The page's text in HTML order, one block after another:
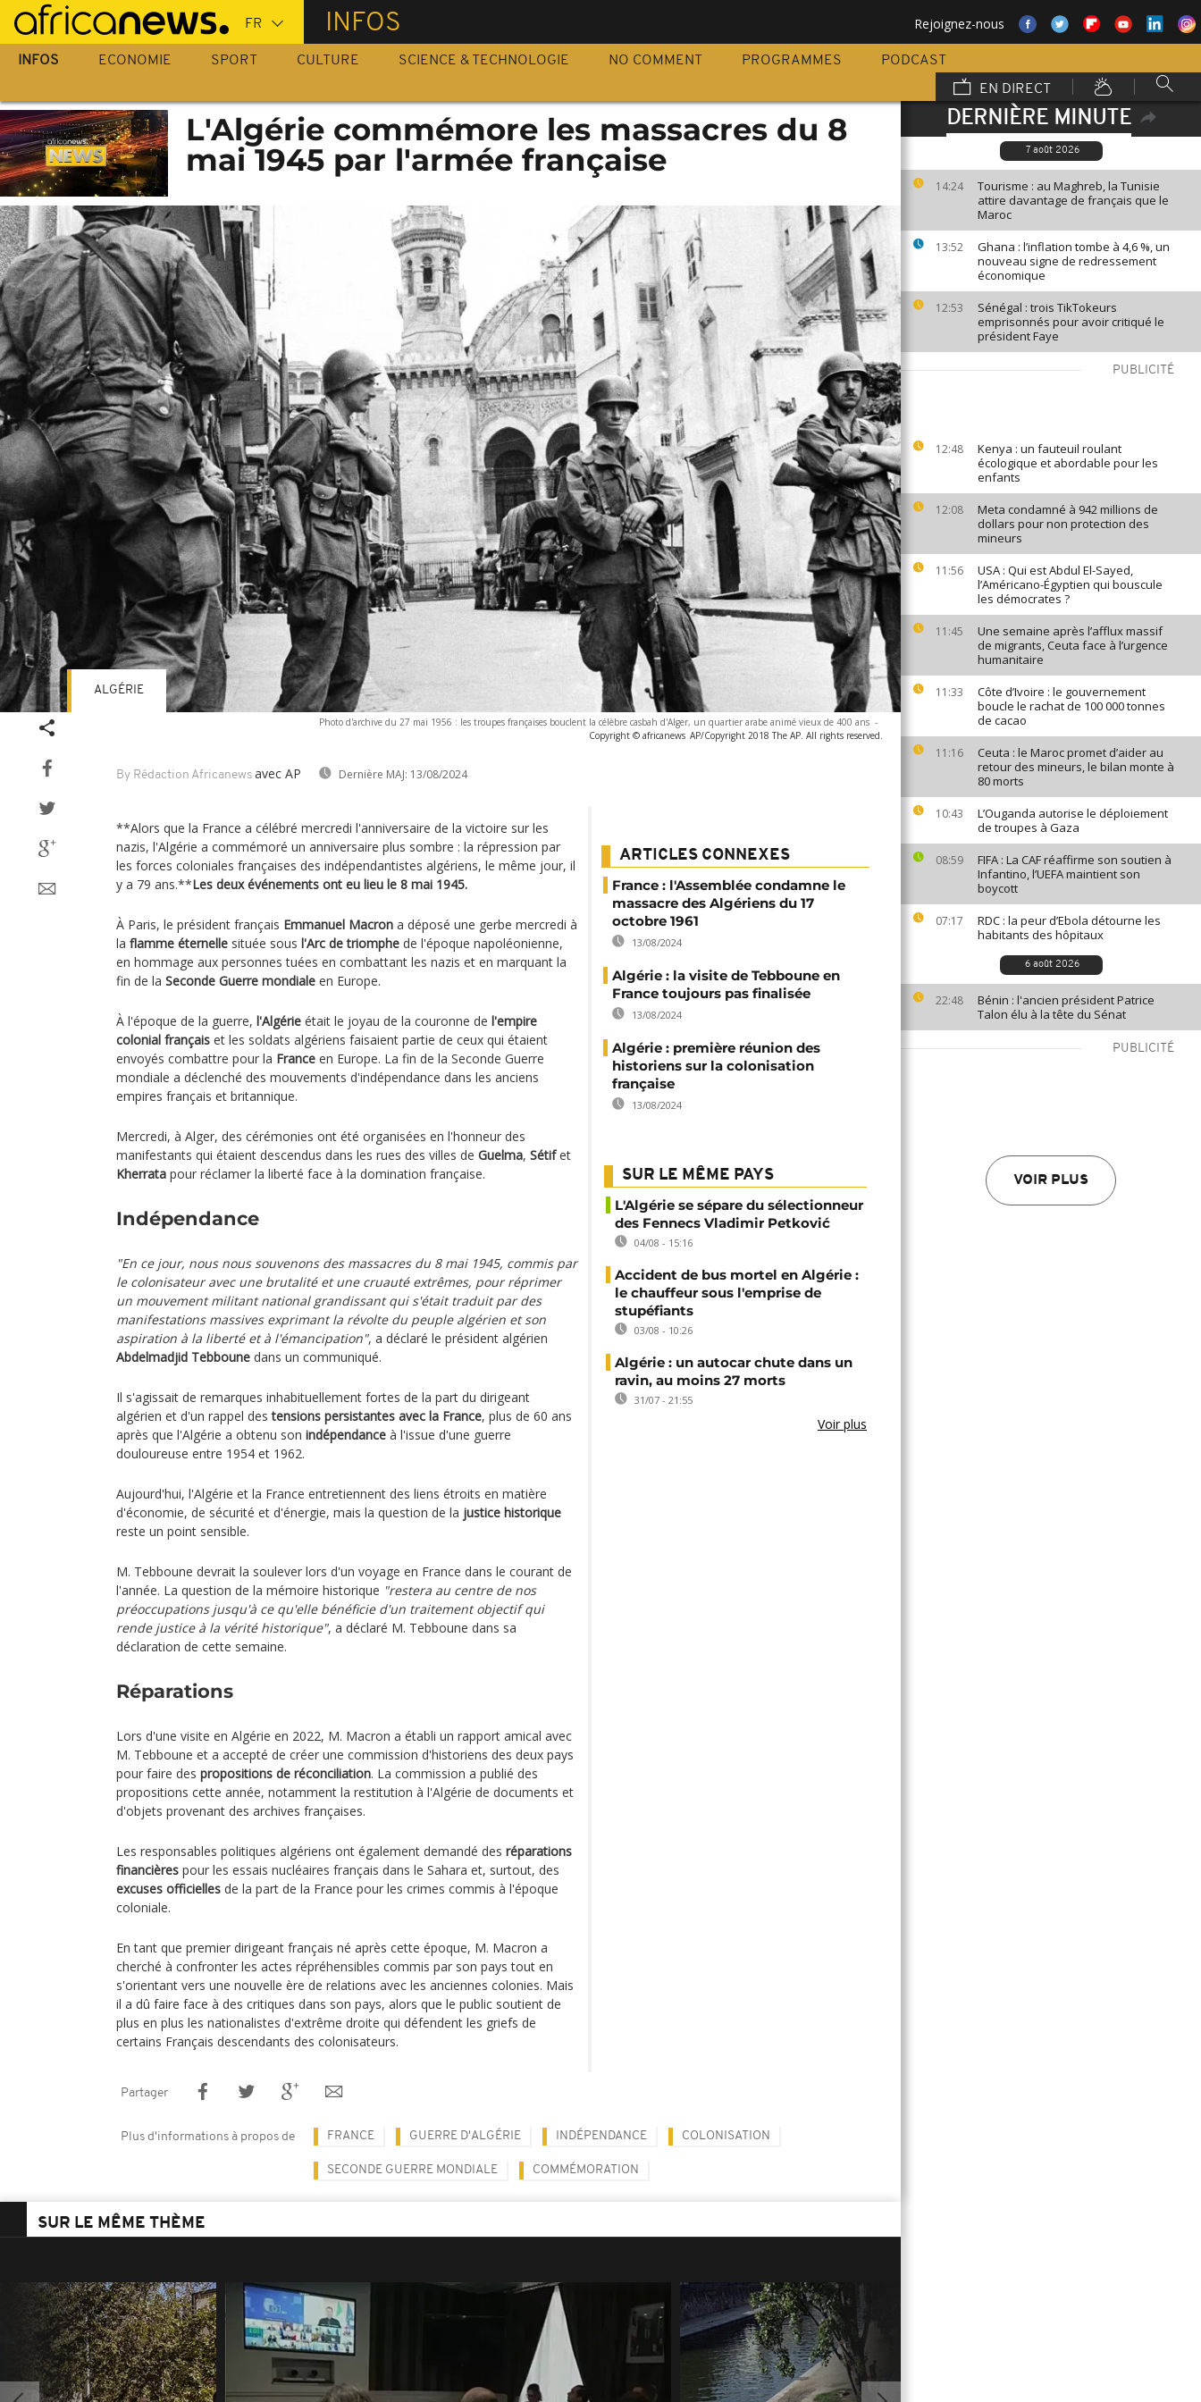
Passer
au
contenu
INFOS Rejoignez-nous
INFOS ECONOMIE SPORT CULTURE SCIENCE & TECHNOLOGIE NO COMMENT PROGRAMMES
PODCAST
EN DIRECT
DERNIÈRE MINUTE
7 août 2026
14:24
Tourisme : au Maghreb, la Tunisie
attire davantage de français que le
Maroc
13:52
Ghana : l’inflation tombe à 4,6 %, un
nouveau signe de redressement
économique
12:53
Sénégal : trois TikTokeurs
emprisonnés pour avoir critiqué le
président Faye
PUBLICITÉ
12:48
Kenya : un fauteuil roulant
écologique et abordable pour les
enfants
12:08
Meta condamné à 942 millions de
dollars pour non protection des
mineurs
11:56
USA : Qui est Abdul El-Sayed,
l’Américano-Égyptien qui bouscule
les démocrates ?
11:45
Une semaine après l’afflux massif
de migrants, Ceuta face à l’urgence
humanitaire
11:33
Côte d’Ivoire : le gouvernement
boucle le rachat de 100 000 tonnes
de cacao
11:16
Ceuta : le Maroc promet d’aider au
retour des mineurs, le bilan monte à
80 morts
10:43
L’Ouganda autorise le déploiement
de troupes à Gaza
08:59
FIFA : La CAF réaffirme son soutien à
Infantino, l’UEFA maintient son
boycott
07:17
RDC : la peur d’Ebola détourne les
habitants des hôpitaux
6 août 2026
22:48
Bénin : l'ancien président Patrice
Talon élu à la tête du Sénat
PUBLICITÉ
VOIR PLUS
L'Algérie commémore les massacres du 8
mai 1945 par l'armée française
Photo d'archive du 27 mai 1956 : les troupes françaises bouclent la célèbre casbah d'Alger, un quartier arabe animé vieux de 400 ans -
Copyright © africanews AP/Copyright 2018 The AP. All rights reserved.
By Rédaction Africanews avec AP Dernière MAJ: 13/08/2024
ALGÉRIE
**Alors que la France a célébré mercredi l'anniversaire de la victoire sur les
nazis, l'Algérie a commémoré un anniversaire plus sombre : la répression par
les forces coloniales françaises des indépendantistes algériens, le même jour, il
y a 79 ans.**Les deux événements ont eu lieu le 8 mai 1945.
À Paris, le président français Emmanuel Macron a déposé une gerbe mercredi à
la flamme éternelle située sous l'Arc de triomphe de l'époque napoléonienne,
en hommage aux personnes tuées en combattant les nazis et en marquant la
fin de la Seconde Guerre mondiale en Europe.
À l'époque de la guerre, l'Algérie était le joyau de la couronne de l'empire
colonial français et les soldats algériens faisaient partie de ceux qui étaient
envoyés combattre pour la France en Europe. La fin de la Seconde Guerre
mondiale a déclenché des mouvements d'indépendance dans les anciens
empires français et britannique.
Mercredi, à Alger, des cérémonies ont été organisées en l'honneur des
manifestants qui étaient descendus dans les rues des villes de Guelma, Sétifet
Kherrata pour réclamer la liberté face à la domination française.
Indépendance
"En ce jour, nous nous souvenons des massacres du 8 mai 1945, commis par
le colonisateur avec une brutalité et une cruauté extrêmes, pour réprimer
un mouvement militant national grandissant qui s'était traduit par des
manifestations massives exprimant la révolte du peuple algérien et son
aspiration à la liberté et à l'émancipation", a déclaré le président algérien
Abdelmadjid Tebboune dans un communiqué.
Il s'agissait de remarques inhabituellement fortes de la part du dirigeant
algérien et d'un rappel destensions persistantes avec la France, plus de 60 ans
après que l'Algérie a obtenu son indépendance à l'issue d'une guerre
douloureuse entre 1954 et 1962.
Aujourd'hui, l'Algérie et la France entretiennent des liens étroits en matière
d'économie, de sécurité et d'énergie, mais la question de la justice historique
reste un point sensible.
M. Tebboune devrait la soulever lors d'un voyage en France dans le courant de
l'année. La question de la mémoire historique "restera au centre de nos
préoccupations jusqu'à ce qu'elle bénéficie d'un traitement objectif qui
rende justice à la vérité historique", a déclaré M. Tebboune dans sa
déclaration de cette semaine.
Réparations
Lors d'une visite en Algérie en 2022, M. Macron a établi un rapport amical avec
M. Tebboune et a accepté de créer une commission d'historiens des deux pays
pour faire des propositions de réconciliation. La commission a publié des
propositions cette année, notamment la restitution à l'Algérie de documents et
d'objets provenant des archives françaises.
Les responsables politiques algériens ont également demandé des réparations
financières pour les essais nucléaires français dans le Sahara et, surtout, des
excuses officielles de la part de la France pour les crimes commis à l'époque
coloniale.
En tant que premier dirigeant français né après cette époque, M. Macron a
cherché à confronter les actes répréhensibles commis par son pays tout en
s'orientant vers une nouvelle ère de relations avec les anciennes colonies. Mais
il a dû faire face à des critiques dans son pays, alors que le public soutient de
plus en plus les nationalistes d'extrême droite qui défendent les griefs de
certains Français descendants des colonisateurs.
ARTICLES CONNEXES
France : l'Assemblée condamne le
massacre des Algériens du 17
octobre 1961
13/08/2024
Algérie : la visite de Tebboune en
France toujours pas finalisée
13/08/2024
Algérie : première réunion des
historiens sur la colonisation
française
13/08/2024
SUR LE MÊME PAYS
L'Algérie se sépare du sélectionneur
des Fennecs Vladimir Petković
04/08 - 15:16
Accident de bus mortel en Algérie :
le chauffeur sous l'emprise de
stupéfiants
03/08 - 10:26
Algérie : un autocar chute dans un
ravin, au moins 27 morts
31/07 - 21:55
Voir plus
Partager
Plus d'informations à propos de FRANCE GUERRE D'ALGÉRIE INDÉPENDANCE COLONISATION
SECONDE GUERRE MONDIALE COMMÉMORATION
SUR LE MÊME THÈME